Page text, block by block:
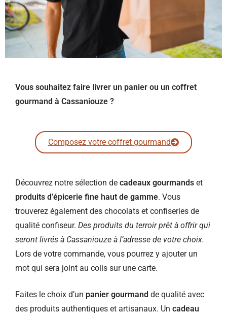
Vous souhaitez faire livrer un panier ou un coffret
gourmand à Cassaniouze ?
Composez votre coffret gourmand
Découvrez notre sélection de cadeaux gourmands et
produits d’épicerie fine haut de gamme. Vous
trouverez également des chocolats et confiseries de
qualité confiseur. Des produits du terroir prêt à offrir qui
seront livrés à Cassaniouze à l’adresse de votre choix.
Lors de votre commande, vous pourrez y ajouter un
mot qui sera joint au colis sur une carte.
Faites le choix d’un panier gourmand de qualité avec
des produits authentiques et artisanaux. Un cadeau